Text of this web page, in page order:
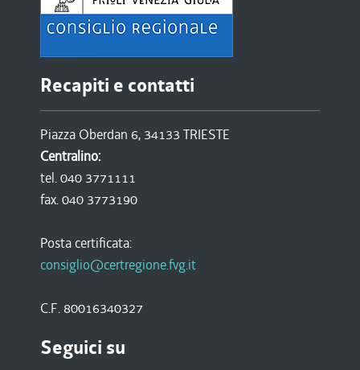
Recapiti e contatti
Piazza Oberdan 6, 34133 TRIESTE
Centralino:
tel. 040 3771111
fax. 040 3773190
Posta certificata:
consiglio@certregione.fvg.it
C.F. 80016340327
Seguici su